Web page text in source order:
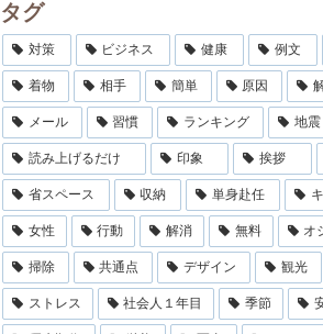
タグ
対策 ビジネス 健康 例文
着物 相手 簡単 原因
メール 習慣 ランキング 地震
読み上げるだけ 印象 挨拶
省スペース 収納 単身赴任
女性 行動 解消 無料 オ
掃除 共通点 デザイン 観光
ストレス 社会人１年目 季節